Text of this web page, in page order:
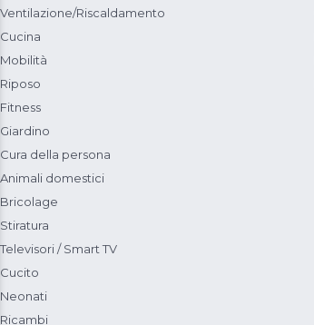
Ventilazione/Riscaldamento
Cucina
Mobilità
Riposo
Fitness
Giardino
Cura della persona
Animali domestici
Bricolage
Stiratura
Televisori / Smart TV
Cucito
Neonati
Ricambi